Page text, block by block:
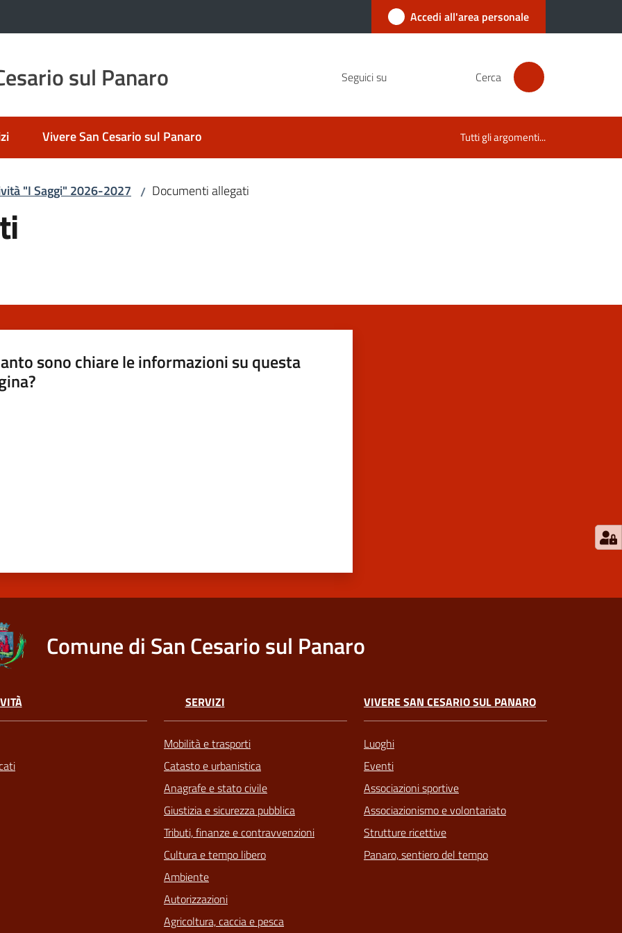
Accedi all'area personale
sul Panaro Seguici su Cerca
Vivere San Cesario sul Panaro Tutti gli argomenti...
"I Saggi" 2026-2027 / Documenti allegati
sono chiare le informazioni su questa
Comune di San Cesario sul Panaro
SERVIZI
Mobilità e trasporti
Catasto e urbanistica
Anagrafe e stato civile
Giustizia e sicurezza pubblica
Tributi, finanze e contravvenzioni
Cultura e tempo libero
Ambiente
Autorizzazioni
Agricoltura, caccia e pesca
VIVERE SAN CESARIO SUL PANARO
Luoghi
Eventi
Associazioni sportive
Associazionismo e volontariato
Strutture ricettive
Panaro, sentiero del tempo